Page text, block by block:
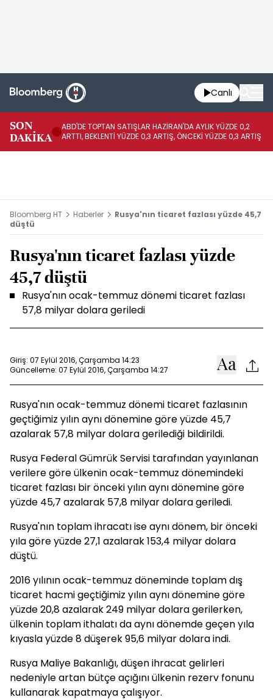
Canlı
SON
DAKİKA
ABD'DE TOPTAN SATIŞLAR HAZİRAN'DA AYLIK YÜZDE 0,2
ARTTI, BEKLENTİ YÜZDE 0,3 ARTIŞ, ÖNCEKİ YÜZDE 0,3 ARTIŞ
Bloomberg HT Haberler
Rusya'nın ticaret fazlası yüzde 45,7
düştü
Rusya'nın ticaret fazlası yüzde
45,7 düştü
Rusya'nın ocak-temmuz dönemi ticaret fazlası
57,8 milyar dolara geriledi
Giriş: 07 Eylül 2016, Çarşamba 14:23
Güncelleme: 07 Eylül 2016, Çarşamba 14:27
Rusya'nın ocak-temmuz dönemi ticaret fazlasının
geçtiğimiz yılın aynı dönemine göre yüzde 45,7
azalarak 57,8 milyar dolara gerilediği bildirildi.
Rusya Federal Gümrük Servisi tarafından yayınlanan
verilere göre ülkenin ocak-temmuz dönemindeki
ticaret fazlası bir önceki yılın aynı dönemine göre
yüzde 45,7 azalarak 57,8 milyar dolara geriledi.
Rusya'nın toplam ihracatı ise aynı dönem, bir önceki
yıla göre yüzde 27,1 azalarak 153,4 milyar dolara
düştü.
2016 yılının ocak-temmuz döneminde toplam dış
ticaret hacmi geçtiğimiz yılın aynı dönemine göre
yüzde 20,8 azalarak 249 milyar dolara gerilerken,
ülkenin toplam ithalatı da aynı dönemde geçen yıla
kıyasla yüzde 8 düşerek 95,6 milyar dolara indi.
Rusya Maliye Bakanlığı, düşen ihracat gelirleri
nedeniyle artan bütçe açığını ülkenin rezerv fonunu
kullanarak kapatmaya çalışıyor.